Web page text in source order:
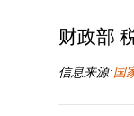
财政部
信息来源:国